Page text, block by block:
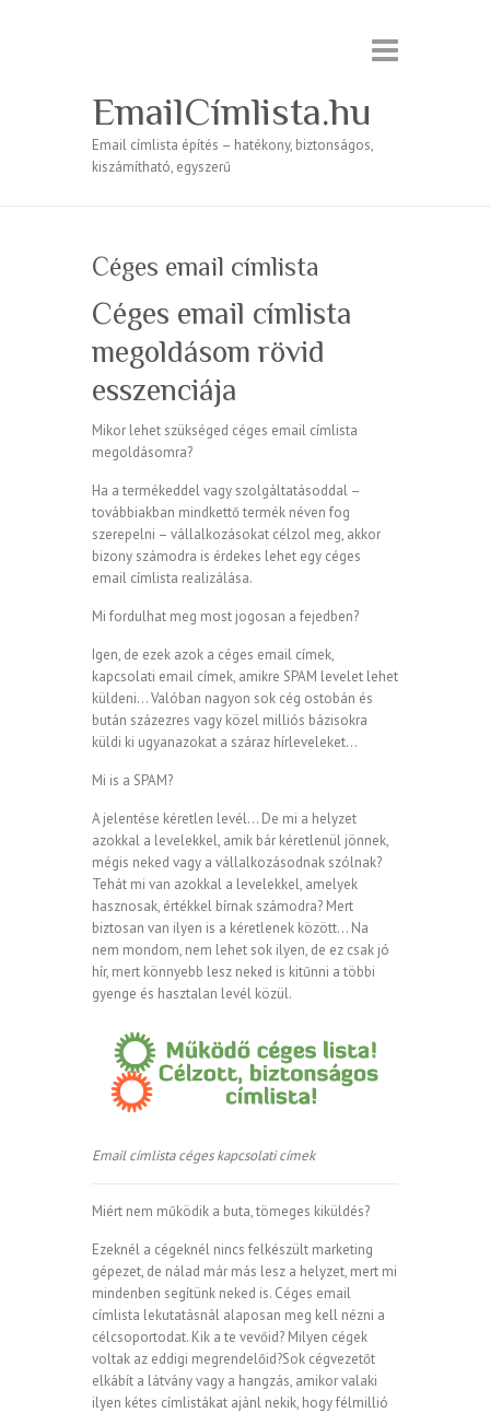
EmailCímlista.hu
Email címlista építés – hatékony, biztonságos,
kiszámítható, egyszerű
Céges email címlista
Céges email címlista
megoldásom rövid
esszenciája
Mikor lehet szükséged céges email címlista
megoldásomra?
Ha a termékeddel vagy szolgáltatásoddal –
továbbiakban mindkettő termék néven fog
szerepelni – vállalkozásokat célzol meg, akkor
bizony számodra is érdekes lehet egy céges
email címlista realizálása.
Mi fordulhat meg most jogosan a fejedben?
Igen, de ezek azok a céges email címek,
kapcsolati email címek, amikre SPAM levelet lehet
küldeni… Valóban nagyon sok cég ostobán és
bután százezres vagy közel milliós bázisokra
küldi ki ugyanazokat a száraz hírleveleket…
Mi is a SPAM?
A jelentése kéretlen levél… De mi a helyzet
azokkal a levelekkel, amik bár kéretlenül jönnek,
mégis neked vagy a vállalkozásodnak szólnak?
Tehát mi van azokkal a levelekkel, amelyek
hasznosak, értékkel bírnak számodra? Mert
biztosan van ilyen is a kéretlenek között… Na
nem mondom, nem lehet sok ilyen, de ez csak jó
hír, mert könnyebb lesz neked is kitűnni a többi
gyenge és hasztalan levél közül.
Email címlista céges kapcsolati címek
Miért nem működik a buta, tömeges kiküldés?
Ezeknél a cégeknél nincs felkészült marketing
gépezet, de nálad már más lesz a helyzet, mert mi
mindenben segítünk neked is. Céges email
címlista lekutatásnál alaposan meg kell nézni a
célcsoportodat. Kik a te vevőid? Milyen cégek
voltak az eddigi megrendelőid?Sok cégvezetőt
elkábít a látvány vagy a hangzás, amikor valaki
ilyen kétes címlistákat ajánl nekik, hogy félmillió